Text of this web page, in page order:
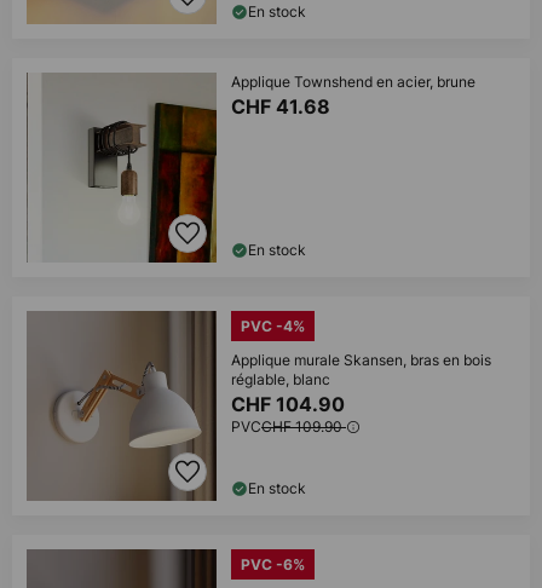
En stock
Applique Townshend en acier, brune
CHF 41.68
En stock
PVC -4%
Applique murale Skansen, bras en bois
réglable, blanc
CHF 104.90
PVCCHF 109.90
En stock
PVC -6%